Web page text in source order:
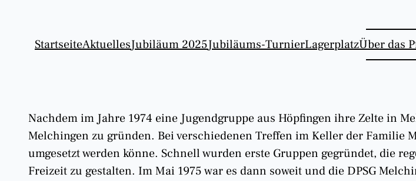
StartseiteAktuellesJubiläum 2025Jubiläums-TurnierLagerplatzÜber das
Nachdem im Jahre 1974 eine Jugendgruppe aus Höpfingen ihre Zelte in
Melchingen zu gründen. Bei verschiedenen Treffen im Keller der Familie
umgesetzt werden könne. Schnell wurden erste Gruppen gegründet, die
Freizeit zu gestalten. Im Mai 1975 war es dann soweit und die DPSG